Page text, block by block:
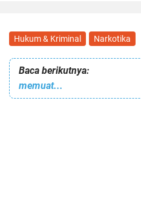
Hukum & Kriminal Narkotika
Baca berikutnya:
memuat...